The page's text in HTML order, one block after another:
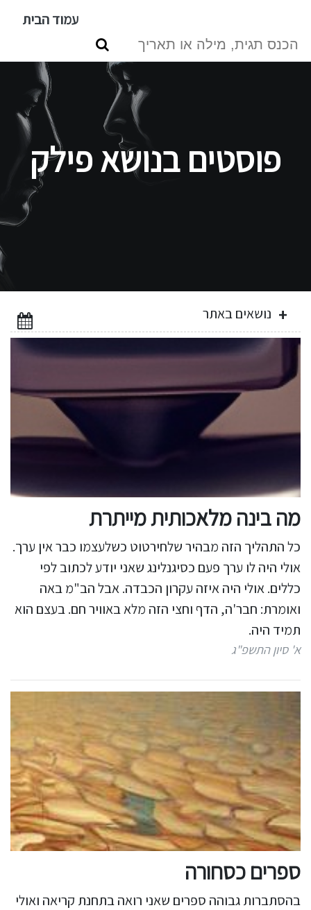
לתוכן
עמוד הבית
פוסטים בנושא פילק
נושאים באתר
מה בינה מלאכותית מייתרת
כל התהליך הזה מבהיר שלחירטוט כשלעצמו כבר אין ערך.
אולי היה לו ערך פעם כסיגנלינג שאני יודע לכתוב לפי
כללים. אולי היה איזה עקרון הכבדה. אבל הב"מ באה
ואומרת: חבר'ה, הדף וחצי הזה מלא באוויר חם. בעצם הוא
תמיד היה.
א' סיון התשפ"ג
ספרים כסחורה
בהסתברות גבוהה ספרים שאני רואה בתחנת קריאה ואולי